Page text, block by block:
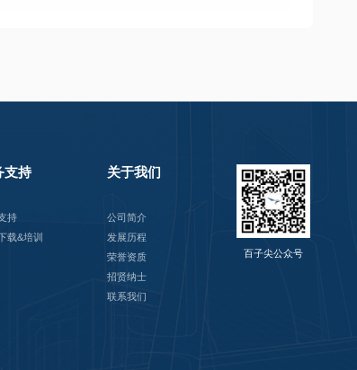
熟练掌握C#,有一定的数据库编程能力。
支持
持
载&培训
关于我们
公司简介
发展历程
荣誉资质
招贤纳士
联系我们
百子尖公众号